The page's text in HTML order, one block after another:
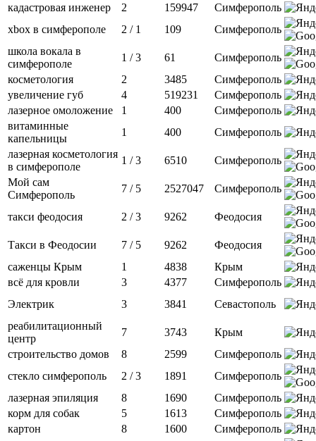
кадастровая инженер
2 159947
Симферополь
xbox в симферополе
2 / 1 109
Симферополь
школа вокала в
симферополе
1 / 3 61
Симферополь
косметология
2 3485
Симферополь
увеличение губ
4 519231
Симферополь
лазерное омоложение
1 400
Симферополь
витаминные
капельницы
1 400
Симферополь
лазерная косметология
в симферополе
1 / 3 6510
Симферополь
Мой сам
Симферополь
7 / 5 2527047 Симферополь
такси феодосия 2 / 3 9262 Феодосия
Такси в Феодосии 7 / 5 9262
Феодосия
саженцы Крым
1 4838
Крым
всё для кровли
3 4377
Симферополь
Электрик
3 3841
Севастополь
реабилитационный
центр
7 3743
Крым
строительство домов
8 2599
Симферополь
стекло симферополь
2 / 3 1891
Симферополь
лазерная эпиляция
8 1690
Симферополь
корм для собак
5 1613
Симферополь
картон
8 1600
Симферополь